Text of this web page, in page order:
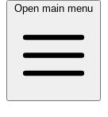
Open main menu